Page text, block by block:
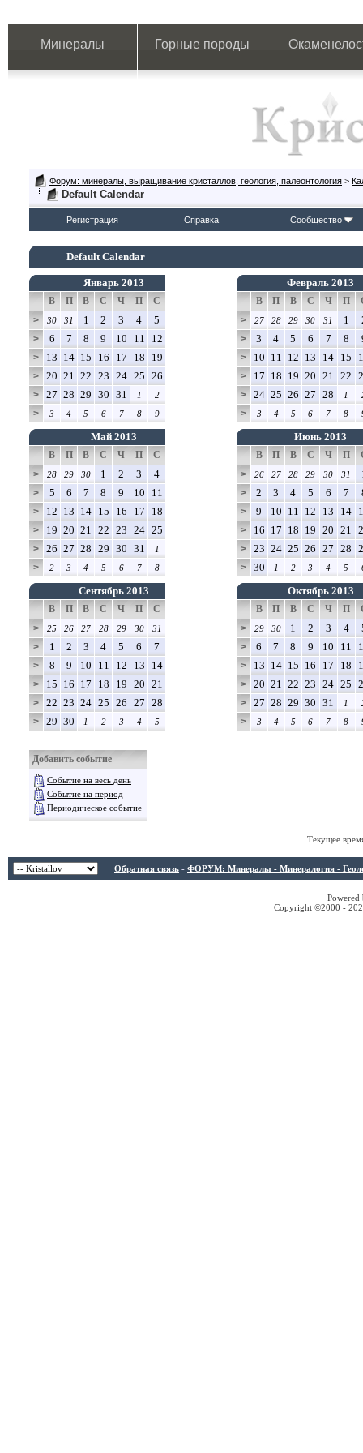
Минералы Горные породы
Форум: минералы, выращивание кристаллов, геология, палеонтология >
Default Calendar
Регистрация Справка Сообщество
Default Calendar
Январь 2013
В П В С Ч П
С
>
30 31 1 2 3 4 5
> 6 7 8 9 10 11 12
> 13 14 15 16 17 18 19
> 20 21 22 23 24 25 26
> 27 28 29 30 31 1 2
> 3 4 5 6 7 8 9
Февраль 2013
В П В С Ч П
>
27 28 29 30 31 1
> 3 4 5 6 7 8
> 10 11 12 13 14 15
> 17 18 19 20 21 22
> 24 25 26 27 28 1
> 3 4 5 6 7 8
Май 2013
В П В С Ч П
С
>
28 29 30 1 2 3 4
> 5 6 7 8 9 10 11
> 12 13 14 15 16 17 18
> 19 20 21 22 23 24 25
> 26 27 28 29 30 31 1
> 2 3 4 5 6 7 8
Июнь 2013
В П В С Ч П
>
26 27 28 29 30 31
> 2 3 4 5 6 7
> 9 10 11 12 13 14
> 16 17 18 19 20 21
> 23 24 25 26 27 28
> 30 1 2 3 4 5
Сентябрь 2013
В П В С Ч П
С
>
25 26 27 28 29 30 31
> 1 2 3 4 5 6 7
> 8 9 10 11 12 13 14
> 15 16 17 18 19 20 21
> 22 23 24 25 26 27 28
> 29 30 1 2 3 4 5
Октябрь 2013
В П В С Ч П
>
29 30 1 2 3 4
> 6 7 8 9 10 11
> 13 14 15 16 17 18
> 20 21 22 23 24 25
> 27 28 29 30 31 1
> 3 4 5 6 7 8
Добавить событие
Событие на весь день
Событие на период
Периодическое событие
Текущее
Обратная связь - ФОРУМ: Минералы - Минералогия -
Copyright ©2000 -